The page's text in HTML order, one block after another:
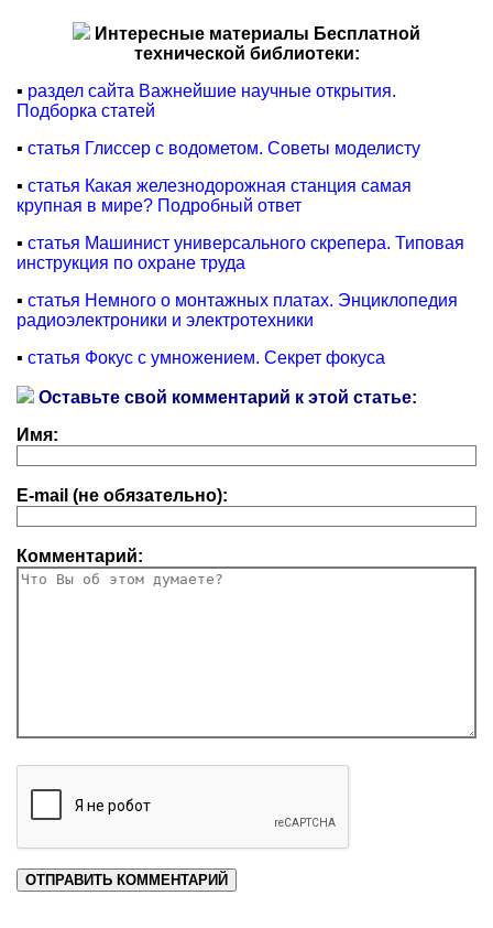
Интересные материалы Бесплатной
технической библиотеки:
▪ раздел сайта Важнейшие научные открытия.
Подборка статей
▪ статья Глиссер с водометом. Советы моделисту
▪ статья Какая железнодорожная станция самая
крупная в мире? Подробный ответ
▪ статья Машинист универсального скрепера. Типовая
инструкция по охране труда
▪ статья Немного о монтажных платах. Энциклопедия
радиоэлектроники и электротехники
▪ статья Фокус с умножением. Секрет фокуса
Оставьте свой комментарий к этой статье:
Имя:
E-mail (не обязательно):
Комментарий: